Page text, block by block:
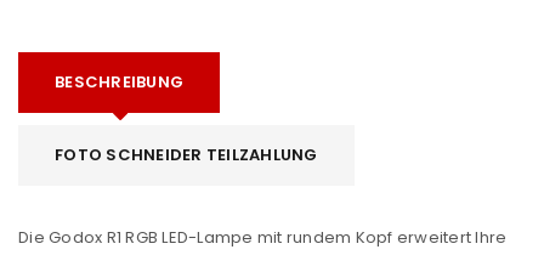
BESCHREIBUNG
FOTO SCHNEIDER TEILZAHLUNG
Die Godox R1 RGB LED-Lampe mit rundem Kopf erweitert Ihre